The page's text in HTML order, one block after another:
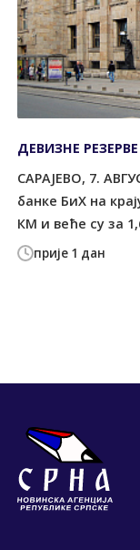
прије 1 дан
ДЕВИЗНЕ
САРАЈЕВО, 7.
банке БиХ на
КМ и веће су за